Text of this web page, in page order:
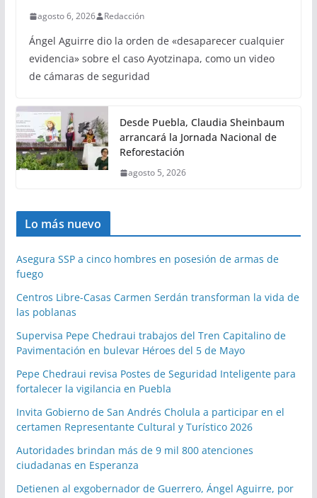
agosto 6, 2026 Redacción
Ángel Aguirre dio la orden de «desaparecer cualquier
evidencia» sobre el caso Ayotzinapa, como un video
de cámaras de seguridad
Desde Puebla, Claudia Sheinbaum
arrancará la Jornada Nacional de
Reforestación
agosto 5, 2026
Lo más nuevo
Asegura SSP a cinco hombres en posesión de armas de
fuego
Centros Libre-Casas Carmen Serdán transforman la vida de
las poblanas
Supervisa Pepe Chedraui trabajos del Tren Capitalino de
Pavimentación en bulevar Héroes del 5 de Mayo
Pepe Chedraui revisa Postes de Seguridad Inteligente para
fortalecer la vigilancia en Puebla
Invita Gobierno de San Andrés Cholula a participar en el
certamen Representante Cultural y Turístico 2026
Autoridades brindan más de 9 mil 800 atenciones
ciudadanas en Esperanza
Detienen al exgobernador de Guerrero, Ángel Aguirre, por